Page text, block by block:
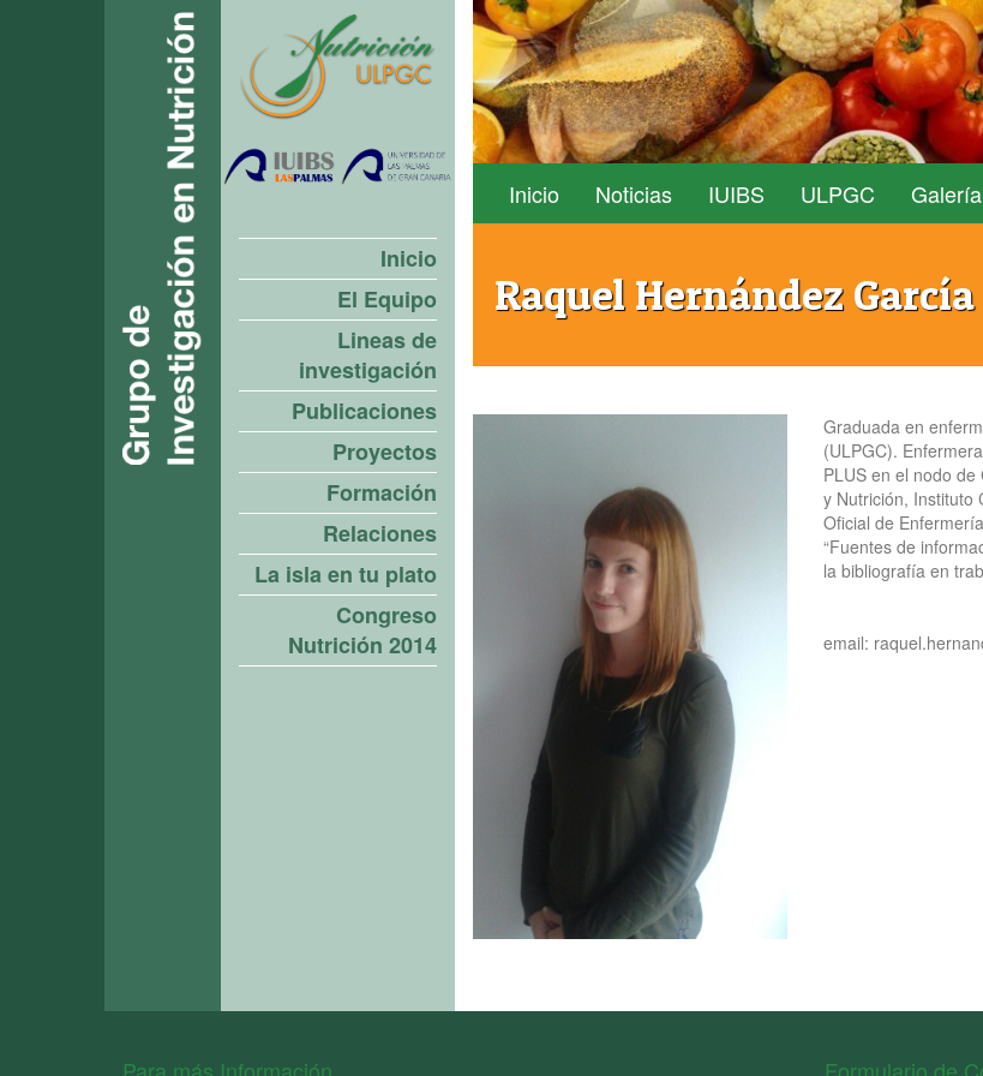
Inicio
El Equipo
Lineas de
investigación
Publicaciones
Proyectos
Formación
Relaciones
La isla en tu plato
Congreso
Nutrición 2014
Inicio Noticias IUIBS ULPGC Galería
Raquel Hernández García
Graduada en
(ULPGC).
PLUS en el nodo
y Nutrición, Instituto
Oficial de
“Fuentes de
la bibliografía en
email: